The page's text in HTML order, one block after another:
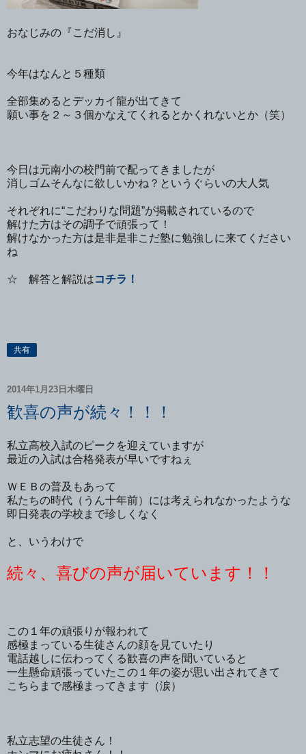
おなじみの『こだ消し』
今年はなんと５種類
全部集めるとデッカイ龍が出てきて
願い事を２～３個かなえてくれるとかくれないとか（笑）
今日は元南小の校門前で配ってきましたが
消しゴムそんなに欲しいかね？というぐらいの大人気
それぞれに“こだわりな問題”が掲載されているので
解けた方はその調子で頑張って！
解けなかった方は是非是非こだ塾に勉強しに来てください
ね
☆ 解答と解説はコチラ！
共有
2014年1月23日木曜日
歓喜の声が続々！！！
私立高校入試のピークを迎えていますが
最近の入試は合格発表が早いですねぇ
ＷＥＢの普及もあって
私たちの時代（うん十年前）には考えられなかったような
即日発表の学校まで珍しくなく
と、いうわけで
続々、喜びの声が届いています！！
この１年の頑張りが報われて
感極まっている生徒さんの顔を見ていたり
電話越しに伝わってくる歓喜の声を聞いていると
一生懸命頑張っていたこの１年の姿が思い出されてきて
こちらまで感極まってきます（涙）
私立志望の生徒さん！